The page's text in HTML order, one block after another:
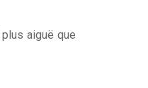
aiguë que